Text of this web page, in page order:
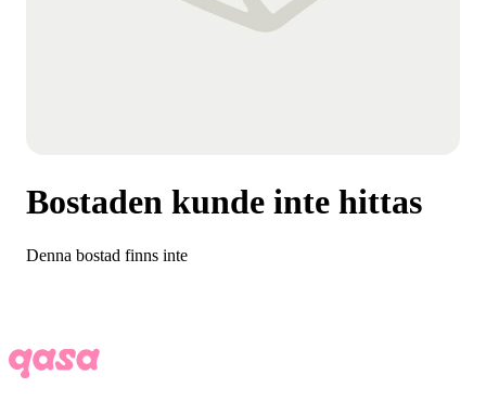
Bostaden kunde inte hittas
Denna bostad finns inte